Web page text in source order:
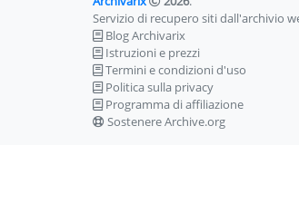
Servizio di recupero siti dall'archivio
Blog Archivarix
Istruzioni e prezzi
Termini e condizioni d'uso
Politica sulla privacy
Programma di affiliazione
Sostenere Archive.org